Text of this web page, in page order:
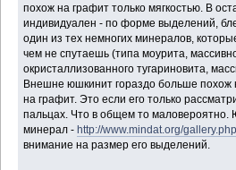
похож на графит только мягкостью. В
индивидуален - по форме выделений,
один из тех немногих минералов,
чем не спутаешь (типа моурита,
окристаллизованного тугариновита,
Внешне юшкинит гораздо больше похож
на графит. Это если его только
пальцах. Что в общем то маловероятно.
минерал - http://www.mindat.org/
внимание на размер его выделений.